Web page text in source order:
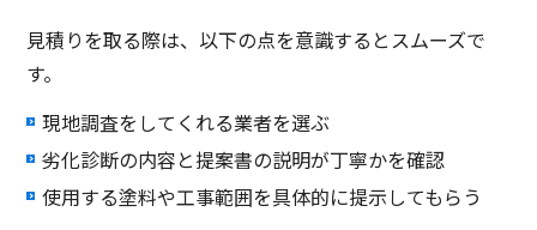
見積りを取る際は、以下の点を意識するとスムーズで
す。
現地調査をしてくれる業者を選ぶ
劣化診断の内容と提案書の説明が丁寧かを確認
使用する塗料や工事範囲を具体的に提示してもらう